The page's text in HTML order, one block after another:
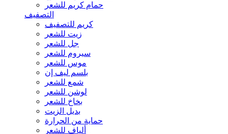
حمام كريم للشعر
التصفيف
كريم للتصفيف
زيت للشعر
جل للشعر
سيروم للشعر
موس للشعر
بلسم ليف إن
شمع للشعر
لوشن للشعر
بخاخ للشعر
بديل الزيت
حماية من الحرارة
ألياف للشعر